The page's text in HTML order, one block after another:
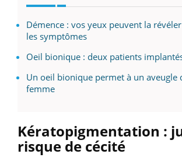
Démence : vos yeux peuvent la
les symptômes
Oeil bionique : deux patients
Un oeil bionique permet à un aveugle
femme
Kératopigmentation :
risque de cécité